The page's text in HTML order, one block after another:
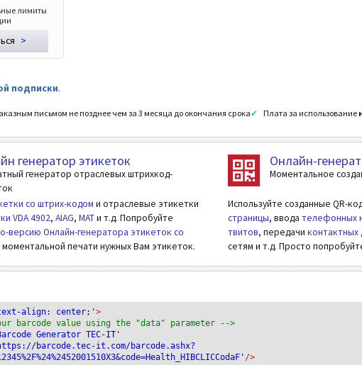
лимиты
>
подписки.
письмом не позднее чем за 3 месяца до окончания срока Плата за использование
генератор этикеток
генератор отраслевых штрихкод-
со штрих-кодом и отраслевые этикетки
VDA 4902, AIAG, MATи т.д. Попробуйте
версию Онлайн-генератора этикеток со
моментальной печати нужных Вам этикеток.
Онлайн-
Моментальное
Используйте созданные QR-
страницы, ввода телефонных
твитов, передачи контактных
сетям и т.д. Просто
align: center;'>
barcode value using the "data" parameter -->
Generator TEC-IT'
barcode.tec-it.com/barcode.ashx?
/>